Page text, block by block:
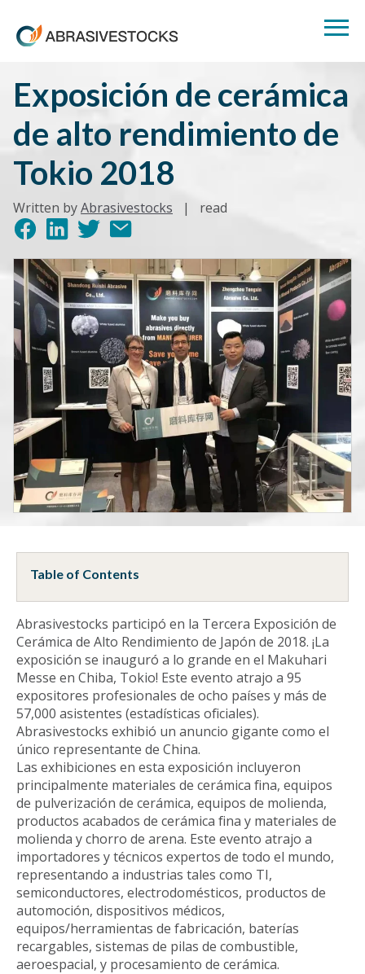
Exposición de cerámica
de alto rendimiento de
Tokio 2018
Written byAbrasivestocks | read
Table of Contents
Abrasivestocks participó en la Tercera Exposición de
Cerámica de Alto Rendimiento de Japón de 2018. ¡La
exposición se inauguró a lo grande en el Makuhari
Messe en Chiba, Tokio! Este evento atrajo a 95
expositores profesionales de ocho países y más de
57,000 asistentes (estadísticas oficiales).
Abrasivestocks exhibió un anuncio gigante como el
único representante de China.
Las exhibiciones en esta exposición incluyeron
principalmente materiales de cerámica fina, equipos
de pulverización de cerámica, equipos de molienda,
productos acabados de cerámica fina y materiales de
molienda y chorro de arena. Este evento atrajo a
importadores y técnicos expertos de todo el mundo,
representando a industrias tales como TI,
semiconductores, electrodomésticos, productos de
automoción, dispositivos médicos,
equipos/herramientas de fabricación, baterías
recargables, sistemas de pilas de combustible,
aeroespacial, y procesamiento de cerámica.